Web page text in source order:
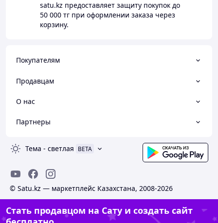
satu.kz предоставляет защиту покупок до
50 000 тг при оформлении заказа через
корзину.
Покупателям
Продавцам
О нас
Партнеры
Тема - светлая BETA
© Satu.kz — маркетплейс Казахстана, 2008-2026
Стать продавцом на Сату и создать сайт